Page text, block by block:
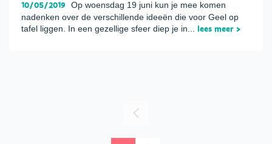
10/05/2019
Op woensdag 19 juni kun je mee komen
nadenken over de verschillende ideeën die voor Geel op
tafel liggen. In een gezellige sfeer diep je in... lees meer >